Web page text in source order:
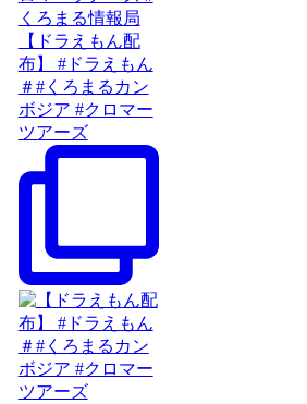
【ドラえもん配
布】 #ドラえもん
＃#くろまるカン
ボジア #クロマー
ツアーズ